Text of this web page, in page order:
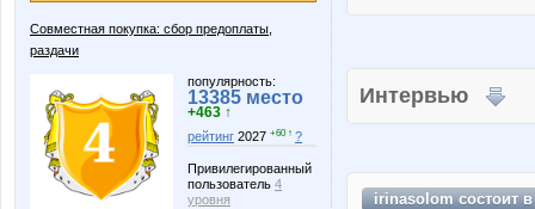
Совместная покупка: сбор предоплаты,
раздачи
популярность:
13385 место
+463 ↑
рейтинг 2027 +60 ↑ ?
Привилегированный
пользователь 4
уровня
Интервью
irinasolom состоит